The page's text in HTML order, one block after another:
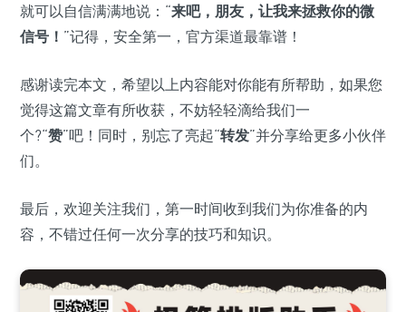
就可以自信满满地说：“来吧，朋友，让我来拯救你的微
信号！ ”记得，安全第一，官方渠道最靠谱！
感谢读完本文，希望以上内容能对你能有所帮助，如果您
觉得这篇文章有所收获，不妨轻轻滴给我们一
个?“赞”吧！同时，别忘了亮起“转发”并分享给更多小伙伴
们。
最后，欢迎关注我们，第一时间收到我们为你准备的内
容，不错过任何一次分享的技巧和知识。